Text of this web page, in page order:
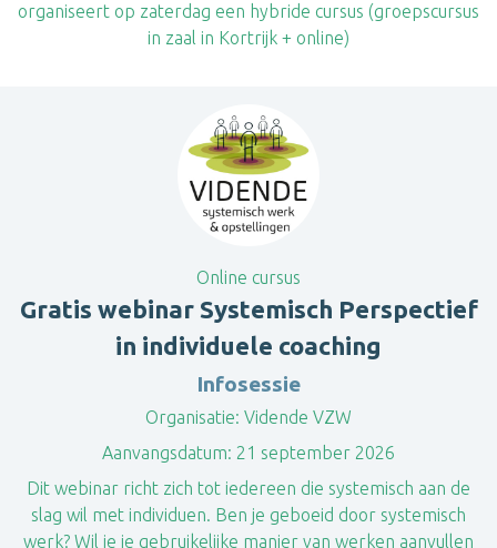
organiseert op zaterdag een hybride cursus (groepscursus
in zaal in Kortrijk + online)
Online cursus
Gratis webinar Systemisch Perspectief
in individuele coaching
Infosessie
Organisatie: Vidende VZW
Aanvangsdatum: 21 september 2026
Dit webinar richt zich tot iedereen die systemisch aan de
slag wil met individuen. Ben je geboeid door systemisch
werk? Wil je je gebruikelijke manier van werken aanvullen